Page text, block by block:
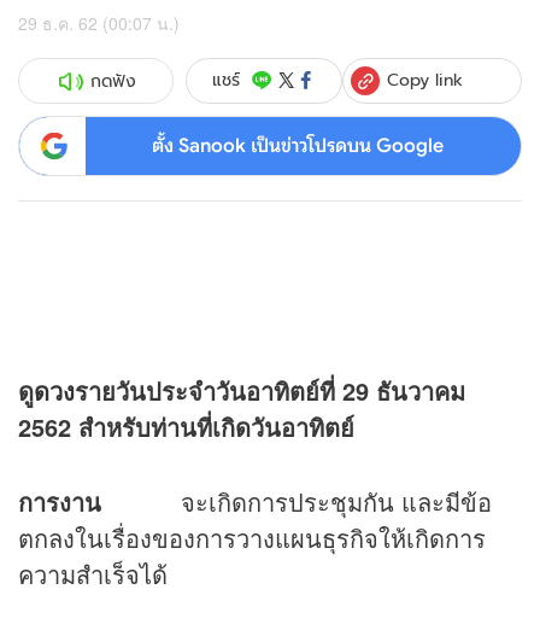
29 ธ.ค. 62 (00:07 น.)
กดฟัง แชร์ Copy link
ตั้ง Sanook เป็นข่าวโปรดบน Google
ดูดวงรายวันประจำวันอาทิตย์ที่ 29 ธันวาคม
2562 สำหรับท่านที่เกิดวันอาทิตย์
การงาน
จะเกิดการประชุมกัน และมีข้อ
ตกลงในเรื่องของการวางแผนธุรกิจให้เกิดการ
ความสำเร็จได้